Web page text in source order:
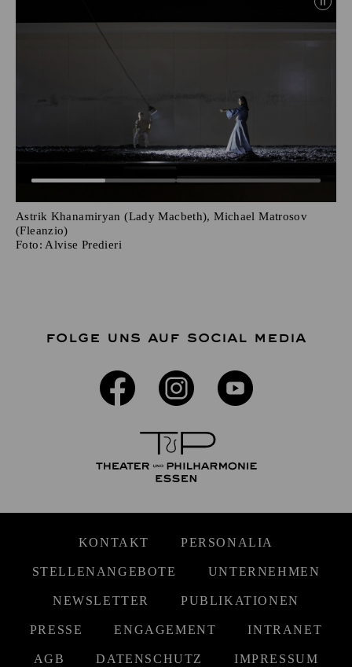
Astrik Khanamiryan (Lady Macbeth), Michael Matrosov
(Fleanzio)
Foto: Alvise Predieri
FOLGE UNS AUF SOCIAL MEDIA
KONTAKT PERSONALIA
STELLENANGEBOTE UNTERNEHMEN
NEWSLETTER PUBLIKATIONEN
PRESSE ENGAGEMENT INTRANET
AGB DATENSCHUTZ IMPRESSUM